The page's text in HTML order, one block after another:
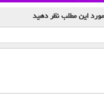
این مطلبنظر دهید